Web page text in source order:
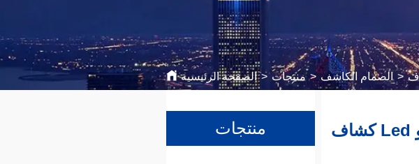
الصفحة الرئيسية > منتجات > الصمام الكاشف >
منتجات